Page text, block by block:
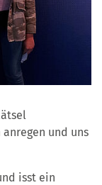
und uns
isst ein